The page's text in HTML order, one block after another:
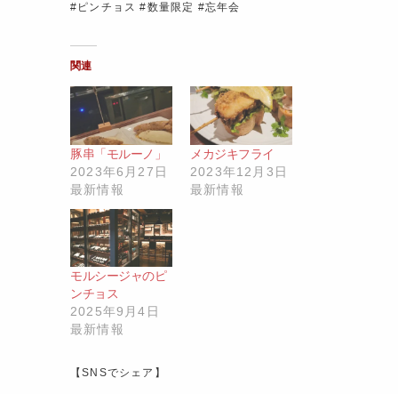
#ピンチョス #数量限定 #忘年会
関連
豚串「モルーノ」
2023年6月27日
最新情報
メカジキフライ
2023年12月3日
最新情報
モルシージャのピ
ンチョス
2025年9月4日
最新情報
【SNSでシェア】